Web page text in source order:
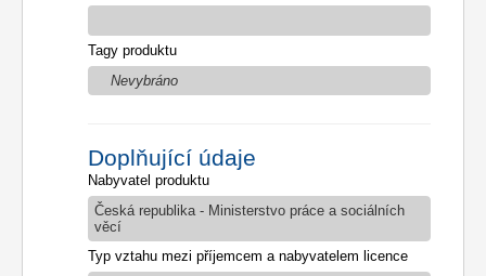
Tagy produktu
Nevybráno
Doplňující údaje
Nabyvatel produktu
Česká republika - Ministerstvo práce a sociálních
věcí
Typ vztahu mezi příjemcem a nabyvatelem licence